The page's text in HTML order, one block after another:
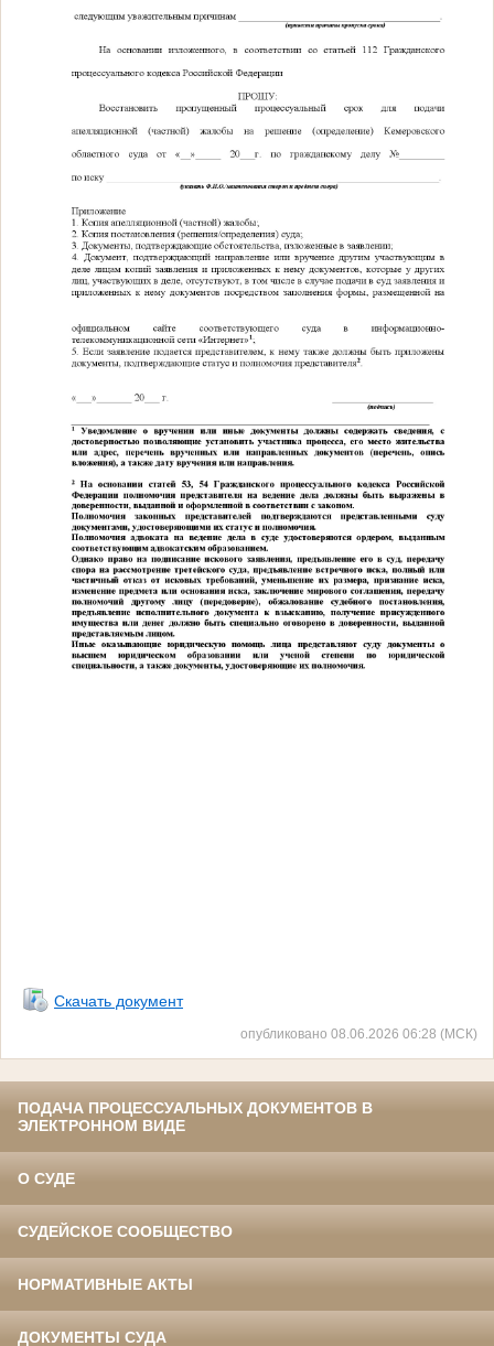
Скачать документ
опубликовано 08.06.2026 06:28 (МСК)
ПОДАЧА ПРОЦЕССУАЛЬНЫХ ДОКУМЕНТОВ В
ЭЛЕКТРОННОМ ВИДЕ
О СУДЕ
СУДЕЙСКОЕ СООБЩЕСТВО
НОРМАТИВНЫЕ АКТЫ
ДОКУМЕНТЫ СУДА